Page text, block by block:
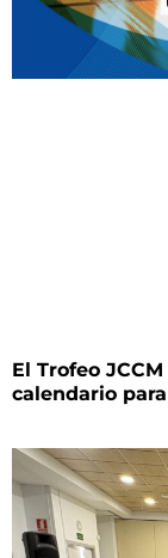
El Trofeo
calendario